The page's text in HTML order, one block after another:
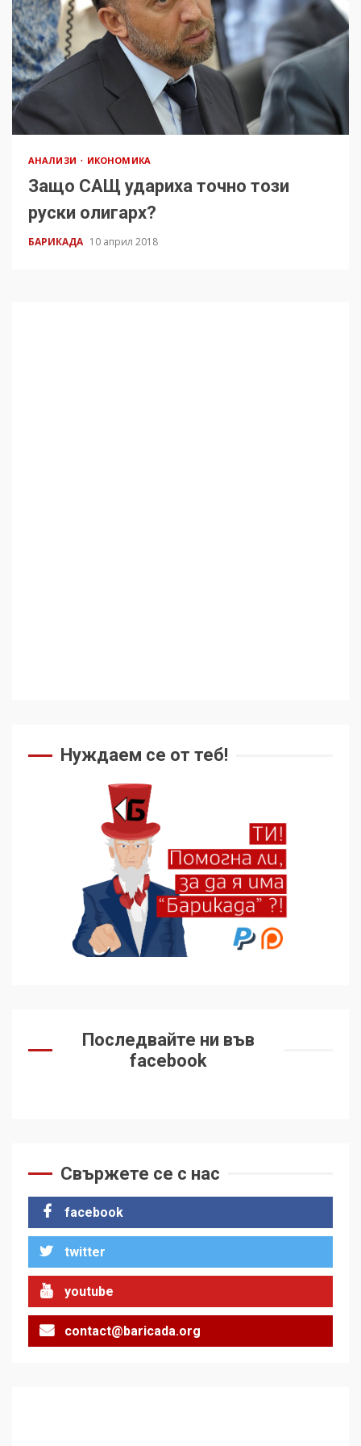
АНАЛИЗИ ИКОНОМИКА
Защо САЩ удариха точно този
руски олигарх?
БАРИКАДА 10 април 2018
Нуждаем се от теб!
Последвайте ни във
facebook
Свържете се с нас
facebook
twitter
youtube
contact@baricada.org